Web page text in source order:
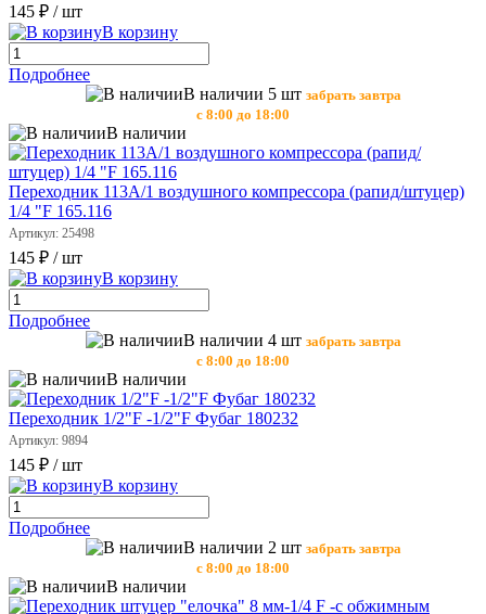
145 ₽ / шт
В корзину
Подробнее
В наличии 5 шт забрать завтра
с 8:00 до 18:00
В наличии
Переходник 113А/1 воздушного компрессора (рапид/штуцер)
1/4 "F 165.116
Артикул: 25498
145 ₽ / шт
В корзину
Подробнее
В наличии 4 шт забрать завтра
с 8:00 до 18:00
В наличии
Переходник 1/2"F -1/2"F Фубаг 180232
Артикул: 9894
145 ₽ / шт
В корзину
Подробнее
В наличии 2 шт забрать завтра
с 8:00 до 18:00
В наличии